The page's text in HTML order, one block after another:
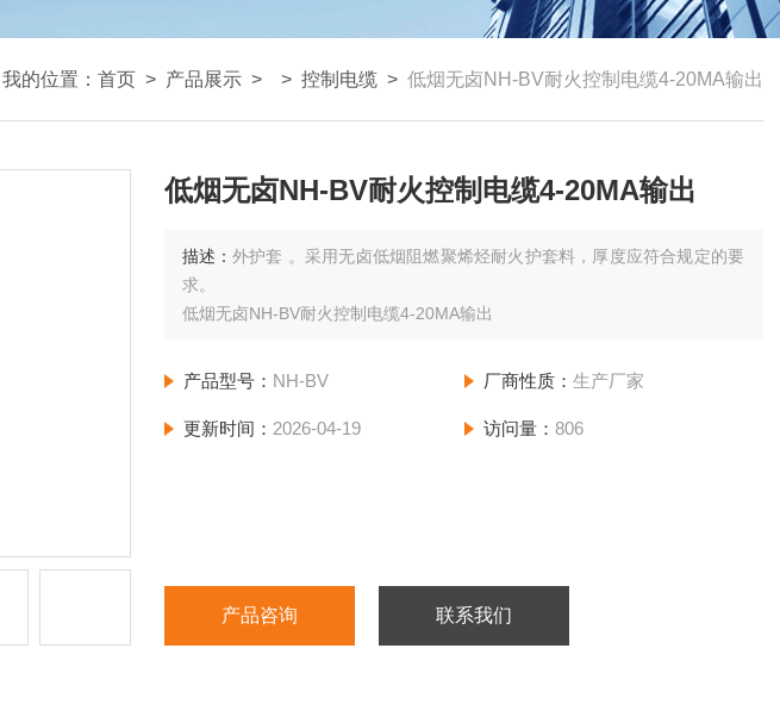
我的位置： 首页 > 产品展示 > > 控制电缆 > 低烟无卤NH-BV耐火控制电缆4-20MA输出
低烟无卤NH-BV耐火控制电缆4-20MA输出
描述：外护套 。采用无卤低烟阻燃聚烯烃耐火护套料，厚度应符合规定的要
求。
低烟无卤NH-BV耐火控制电缆4-20MA输出
产品型号： NH-BV 厂商性质： 生产厂家
更新时间： 2026-04-19 访问量： 806
产品咨询 联系我们